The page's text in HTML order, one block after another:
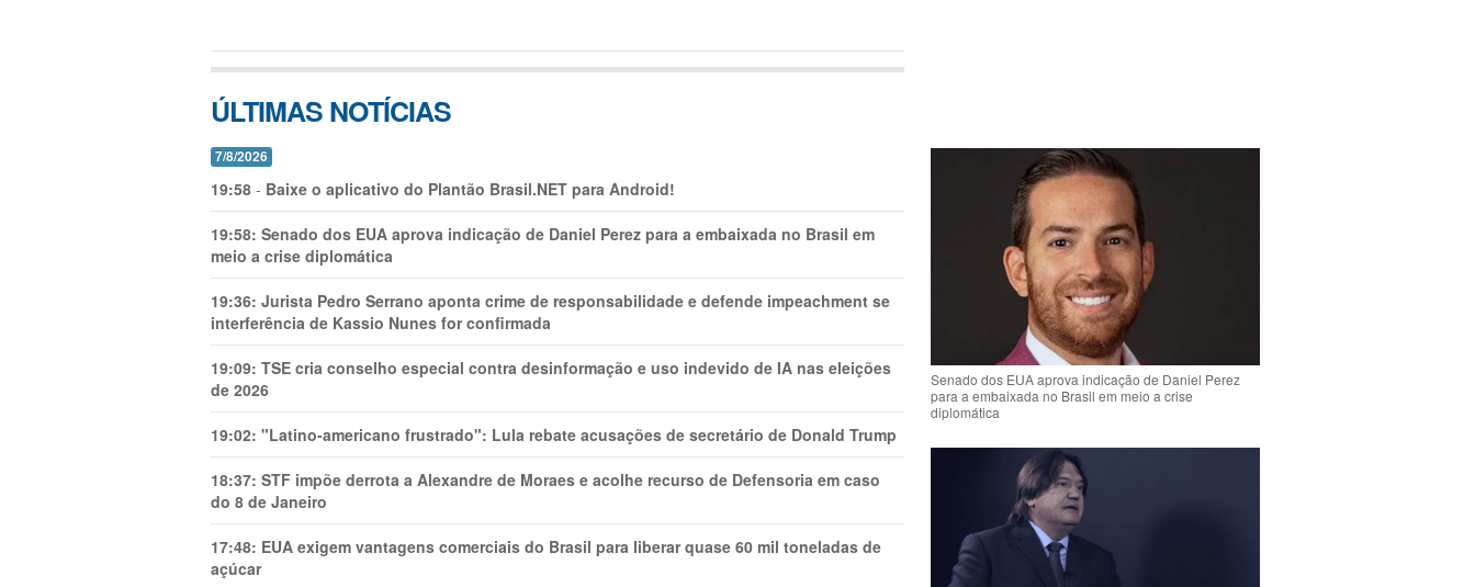
ÚLTIMAS NOTÍCIAS
7/8/2026
19:58 - Baixe o aplicativo do Plantão Brasil.NET para Android!
19:58: Senado dos EUA aprova indicação de Daniel Perez para a embaixada no Brasil em
meio a crise diplomática
19:36: Jurista Pedro Serrano aponta crime de responsabilidade e defende impeachment se
interferência de Kassio Nunes for confirmada
19:09: TSE cria conselho especial contra desinformação e uso indevido de IA nas eleições
de 2026
19:02: "Latino-americano frustrado": Lula rebate acusações de secretário de Donald Trump
18:37: STF impõe derrota a Alexandre de Moraes e acolhe recurso de Defensoria em caso
do 8 de Janeiro
17:48: EUA exigem vantagens comerciais do Brasil para liberar quase 60 mil toneladas de
açúcar
Senado dos EUA aprova indicação de Daniel Perez
para a embaixada no Brasil em meio a crise
diplomática